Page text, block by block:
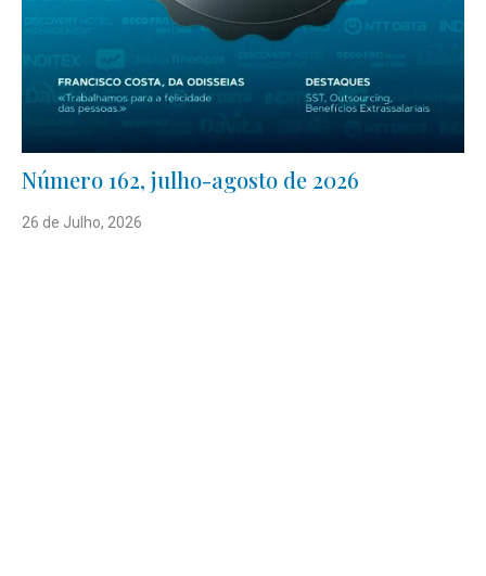
Número 162, julho-agosto de 2026
26 de Julho, 2026